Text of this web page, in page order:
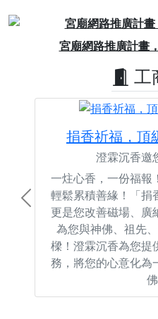
宮廟網路推廣計畫
Previous
工
捐香祈福，頂
澄霖沉香邀
一炷心香，一份福報
輕鬆累積善緣！「捐
更是您改善磁場、廣
為您與神佛、祖先
樑！澄霖沉香為您提
務，將您的心意化為
佛
Previous